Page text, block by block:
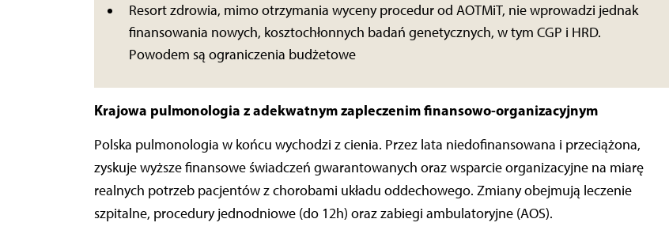
Resort zdrowia, mimo otrzymania wyceny procedur od AOTMiT, nie wprowadzi jednak
finansowania nowych, kosztochłonnych badań genetycznych, w tym CGP i HRD.
Powodem są ograniczenia budżetowe
Krajowa pulmonologia z adekwatnym zapleczenim finansowo-organizacyjnym
Polska pulmonologia w końcu wychodzi z cienia. Przez lata niedofinansowana i przeciążona,
zyskuje wyższe finansowe świadczeń gwarantowanych oraz wsparcie organizacyjne na miarę
realnych potrzeb pacjentów z chorobami układu oddechowego. Zmiany obejmują leczenie
szpitalne, procedury jednodniowe (do 12h) oraz zabiegi ambulatoryjne (AOS).